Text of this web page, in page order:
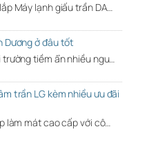
Máy lạnh giấu trần DA…
Dương ở đâu tốt
tiềm ẩn nhiều ngu…
trần LG kèm nhiều ưu đãi
làm mát cao cấp với cô…